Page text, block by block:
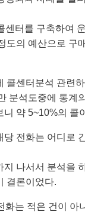
센터를 구축하여
도의 예산으로 구
콜센터분석 관련
분석도중에 통계
니 약 5~10%의 콜
당 전화는 어디로
지 나서서 분석을
결론이었다.
화는 적은 건이 아